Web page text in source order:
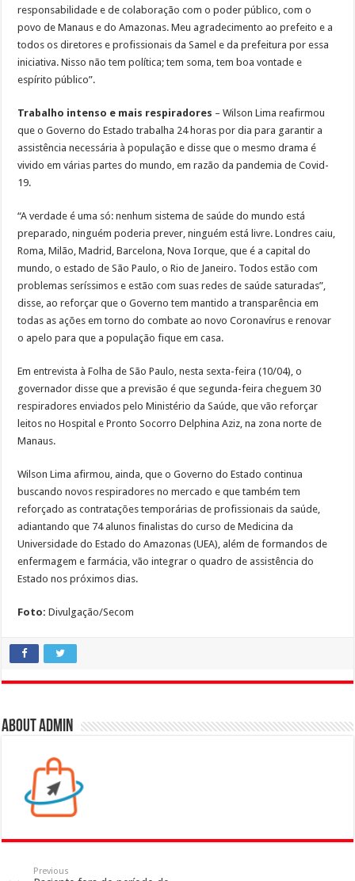
responsabilidade e de colaboração com o poder público, com o
povo de Manaus e do Amazonas. Meu agradecimento ao prefeito e a
todos os diretores e profissionais da Samel e da prefeitura por essa
iniciativa. Nisso não tem política; tem soma, tem boa vontade e
espírito público”.
Trabalho intenso e mais respiradores – Wilson Lima reafirmou
que o Governo do Estado trabalha 24 horas por dia para garantir a
assistência necessária à população e disse que o mesmo drama é
vivido em várias partes do mundo, em razão da pandemia de Covid-
19.
“A verdade é uma só: nenhum sistema de saúde do mundo está
preparado, ninguém poderia prever, ninguém está livre. Londres caiu,
Roma, Milão, Madrid, Barcelona, Nova Iorque, que é a capital do
mundo, o estado de São Paulo, o Rio de Janeiro. Todos estão com
problemas seríssimos e estão com suas redes de saúde saturadas”,
disse, ao reforçar que o Governo tem mantido a transparência em
todas as ações em torno do combate ao novo Coronavírus e renovar
o apelo para que a população fique em casa.
Em entrevista à Folha de São Paulo, nesta sexta-feira (10/04), o
governador disse que a previsão é que segunda-feira cheguem 30
respiradores enviados pelo Ministério da Saúde, que vão reforçar
leitos no Hospital e Pronto Socorro Delphina Aziz, na zona norte de
Manaus.
Wilson Lima afirmou, ainda, que o Governo do Estado continua
buscando novos respiradores no mercado e que também tem
reforçado as contratações temporárias de profissionais da saúde,
adiantando que 74 alunos finalistas do curso de Medicina da
Universidade do Estado do Amazonas (UEA), além de formandos de
enfermagem e farmácia, vão integrar o quadro de assistência do
Estado nos próximos dias.
Foto: Divulgação/Secom
About admin
Previous